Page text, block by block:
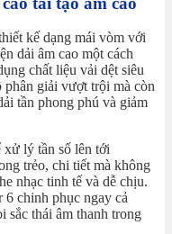
kế dạng mái vòm với
dải âm cao một cách
chất liệu vải dệt siêu
phân giải vượt trội mà còn
tần phong phú và giảm
xử lý tần số lên tới
trẻo, chi tiết mà không
nhạc tinh tế và dễ chịu.
chinh phục ngay cả
sắc thái âm thanh trong